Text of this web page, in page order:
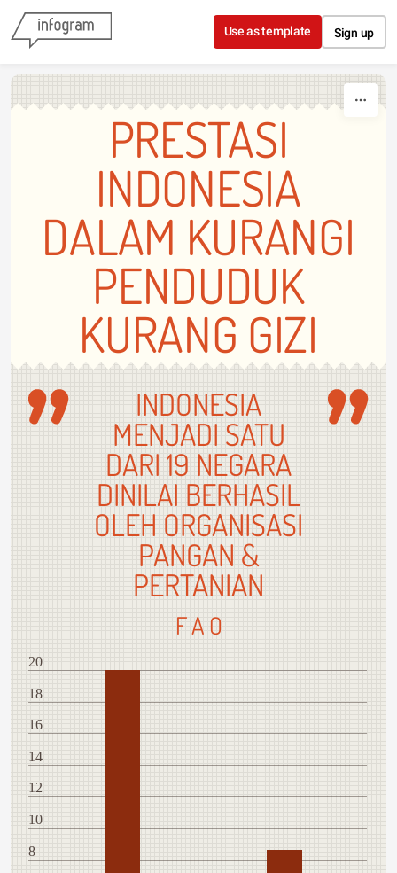
Skip to content
Use as template Sign up
PRESTASI
INDONESIA
DALAM KURANGI
PENDUDUK
KURANG GIZI
INDONESIA
MENJADI SATU
DARI 19 NEGARA
DINILAI BERHASIL
OLEH ORGANISASI
PANGAN &
PERTANIAN
F A O
20
18
16
14
12
10
8